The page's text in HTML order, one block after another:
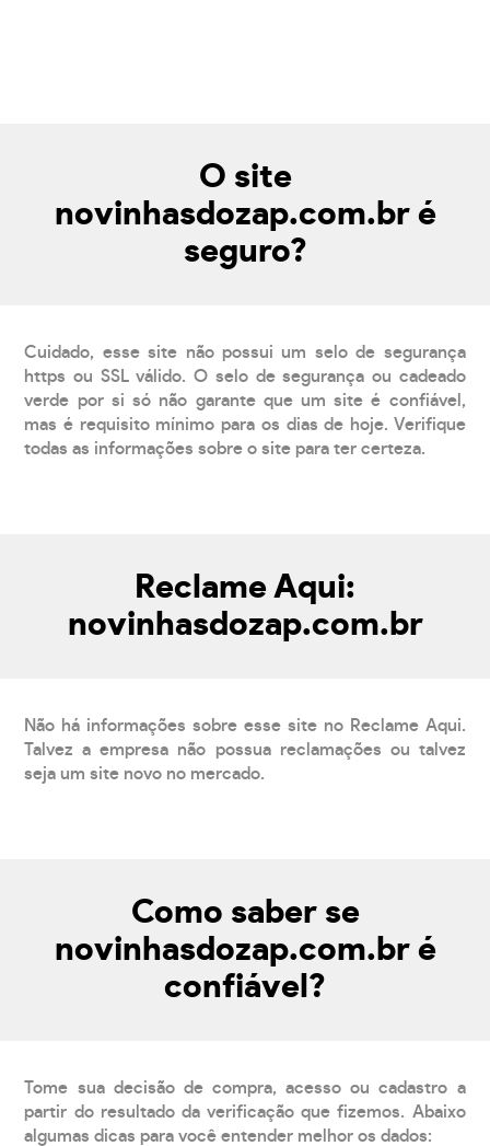
O site
novinhasdozap.com.br é
seguro?
Cuidado, esse site não possui um selo de segurança
https ou SSL válido. O selo de segurança ou cadeado
verde por si só não garante que um site é confiável,
mas é requisito mínimo para os dias de hoje. Verifique
todas as informações sobre o site para ter certeza.
Reclame Aqui:
novinhasdozap.com.br
Não há informações sobre esse site no Reclame Aqui.
Talvez a empresa não possua reclamações ou talvez
seja um site novo no mercado.
Como saber se
novinhasdozap.com.br é
confiável?
Tome sua decisão de compra, acesso ou cadastro a
partir do resultado da verificação que fizemos. Abaixo
algumas dicas para você entender melhor os dados: